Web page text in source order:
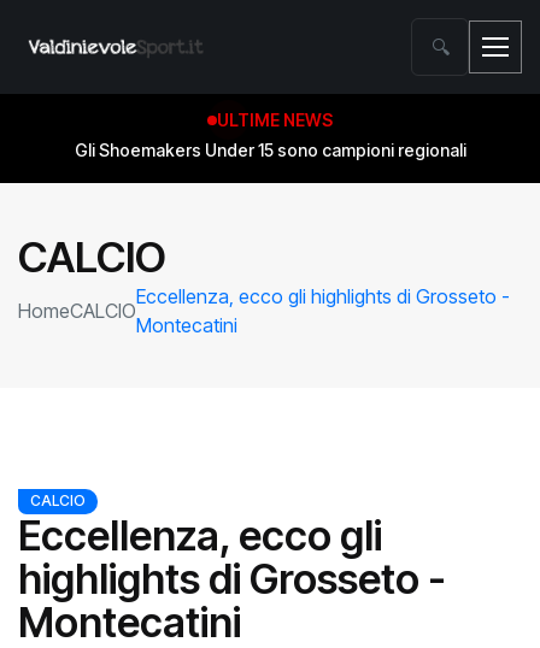
🔍
ULTIME NEWS
Gli Shoemakers Under 15 sono campioni regionali
CALCIO
HomeCALCIO
Eccellenza, ecco gli highlights di Grosseto -
Montecatini
CALCIO
Eccellenza, ecco gli
highlights di Grosseto -
Montecatini